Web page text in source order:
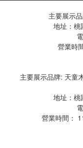
主要展示
地址：桃
營業時
主要展示品牌: 天童
地址：桃
營業時間：